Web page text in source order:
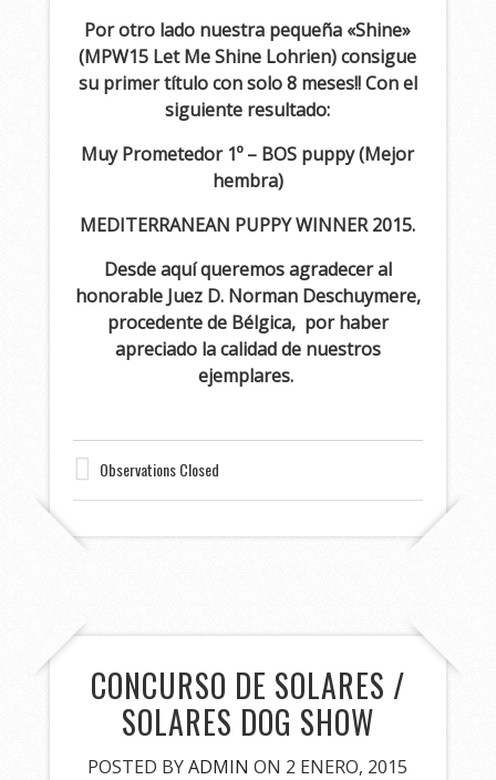
Por otro lado nuestra pequeña «Shine»
(MPW15 Let Me Shine Lohrien) consigue
su primer título con solo 8 meses!! Con el
siguiente resultado:
Muy Prometedor 1º – BOS puppy (Mejor
hembra)
MEDITERRANEAN PUPPY WINNER 2015.
Desde aquí queremos agradecer al
honorable Juez D. Norman Deschuymere,
procedente de Bélgica, por haber
apreciado la calidad de nuestros
ejemplares.
Observations Closed
CONCURSO DE SOLARES /
SOLARES DOG SHOW
POSTED BYADMIN ON 2 ENERO, 2015